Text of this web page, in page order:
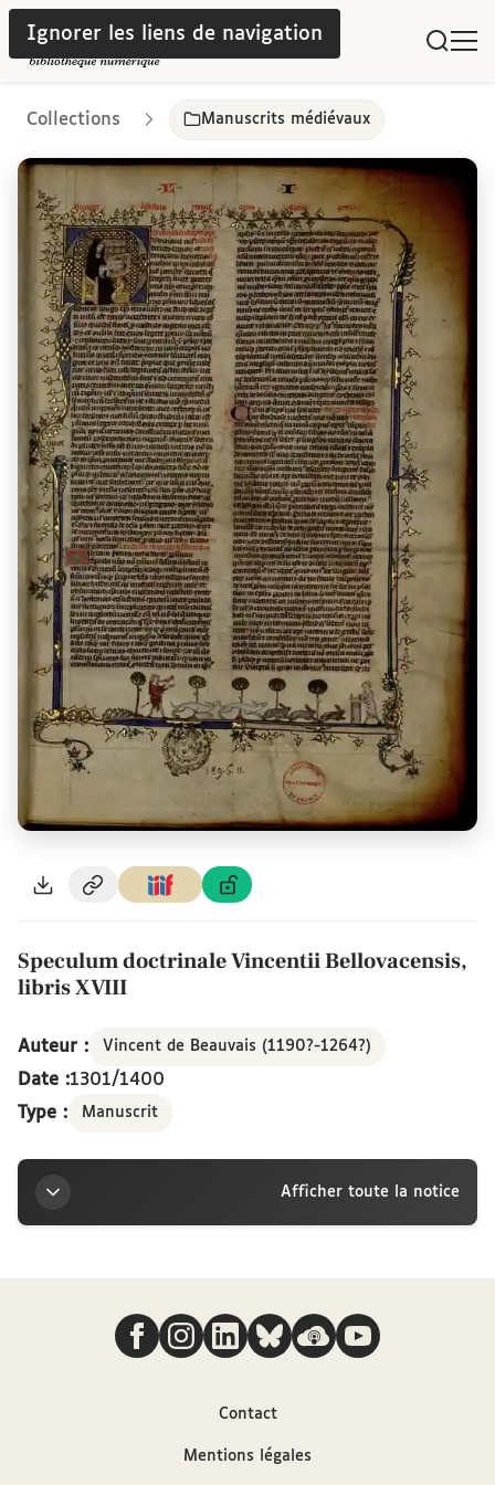
Ignorer les liens de navigation
Collections Manuscrits médiévaux
Speculum doctrinale Vincentii Bellovacensis,
libris XVIII
Auteur : Vincent de Beauvais (1190?-1264?)
Date :1301/1400
Type :
Manuscrit
Afficher toute la notice
Titre
Speculum doctrinale Vincentii Bellovacensis, libris
Vincent de Beauvais (1190?-1264?)
Nous suivre
Contact
Mentions légales